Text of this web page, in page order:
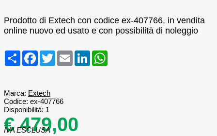
Prodotto di Extech con codice ex-407766, in vendita
online nuovo ed usato e con possibilità di noleggio
CondividiFacebook
TwitterEmail LinkedIn
Marca: Extech
Codice: ex-407766
Disponibilità: 1
€ 479,00
IVA ESCLUSA